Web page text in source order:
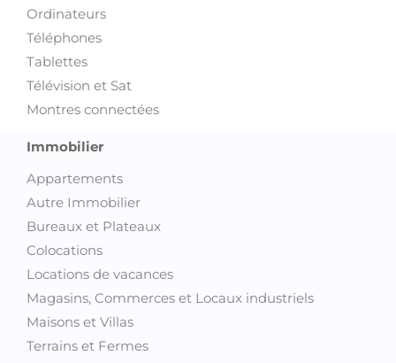
Ordinateurs
Téléphones
Tablettes
Télévision et Sat
Montres connectées
Immobilier
Appartements
Autre Immobilier
Bureaux et Plateaux
Colocations
Locations de vacances
Magasins, Commerces et Locaux industriels
Maisons et Villas
Terrains et Fermes